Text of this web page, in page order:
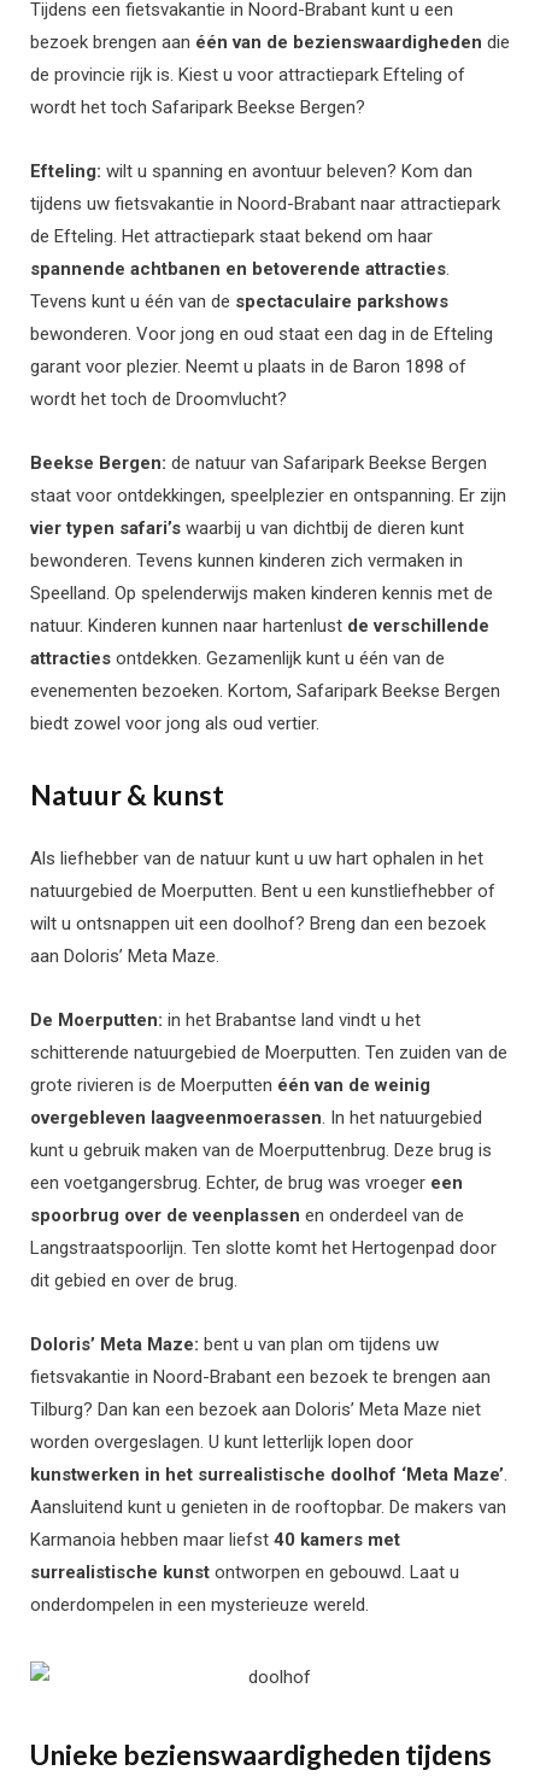
Tijdens een fietsvakantie in Noord-Brabant kunt u een
bezoek brengen aan één van de bezienswaardigheden die
de provincie rijk is. Kiest u voor attractiepark Efteling of
wordt het toch Safaripark Beekse Bergen?
Efteling: wilt u spanning en avontuur beleven? Kom dan
tijdens uw fietsvakantie in Noord-Brabant naar attractiepark
de Efteling. Het attractiepark staat bekend om haar
spannende achtbanen en betoverende attracties.
Tevens kunt u één van de spectaculaire parkshows
bewonderen. Voor jong en oud staat een dag in de Efteling
garant voor plezier. Neemt u plaats in de Baron 1898 of
wordt het toch de Droomvlucht?
Beekse Bergen: de natuur van Safaripark Beekse Bergen
staat voor ontdekkingen, speelplezier en ontspanning. Er zijn
vier typen safari’s waarbij u van dichtbij de dieren kunt
bewonderen. Tevens kunnen kinderen zich vermaken in
Speelland. Op spelenderwijs maken kinderen kennis met de
natuur. Kinderen kunnen naar hartenlust de verschillende
attracties ontdekken. Gezamenlijk kunt u één van de
evenementen bezoeken. Kortom, Safaripark Beekse Bergen
biedt zowel voor jong als oud vertier.
Natuur & kunst
Als liefhebber van de natuur kunt u uw hart ophalen in het
natuurgebied de Moerputten. Bent u een kunstliefhebber of
wilt u ontsnappen uit een doolhof? Breng dan een bezoek
aan Doloris’ Meta Maze.
De Moerputten: in het Brabantse land vindt u het
schitterende natuurgebied de Moerputten. Ten zuiden van de
grote rivieren is de Moerputten één van de weinig
overgebleven laagveenmoerassen. In het natuurgebied
kunt u gebruik maken van de Moerputtenbrug. Deze brug is
een voetgangersbrug. Echter, de brug was vroeger een
spoorbrug over de veenplassen en onderdeel van de
Langstraatspoorlijn. Ten slotte komt het Hertogenpad door
dit gebied en over de brug.
Doloris’ Meta Maze: bent u van plan om tijdens uw
fietsvakantie in Noord-Brabant een bezoek te brengen aan
Tilburg? Dan kan een bezoek aan Doloris’ Meta Maze niet
worden overgeslagen. U kunt letterlijk lopen door
kunstwerken in het surrealistische doolhof ‘Meta Maze’.
Aansluitend kunt u genieten in de rooftopbar. De makers van
Karmanoia hebben maar liefst 40 kamers met
surrealistische kunst ontworpen en gebouwd. Laat u
onderdompelen in een mysterieuze wereld.
Unieke bezienswaardigheden tijdens